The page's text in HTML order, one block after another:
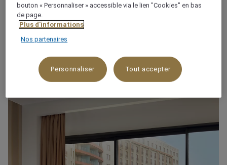
POURQUOI VOUS ALLEZ
ADORER !
bouton « Personnaliser » accessible via le lien "Cookies" en bas
de page.
Plus d'informations
Nos partenaires
Personnaliser Tout accepter